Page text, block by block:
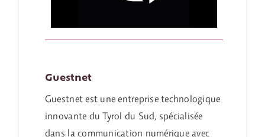
Guestnet
Guestnet est une entreprise technologique
innovante du Tyrol du Sud, spécialisée
dans la communication numérique avec